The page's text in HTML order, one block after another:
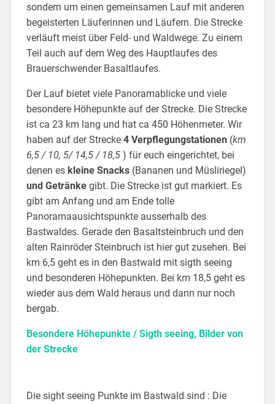
sondern um einen gemeinsamen Lauf mit anderen
begeisterten Läuferinnen und Läufern. Die Strecke
verläuft meist über Feld- und Waldwege. Zu einem
Teil auch auf dem Weg des Hauptlaufes des
Brauerschwender Basaltlaufes.
Der Lauf bietet viele Panoramablicke und viele
besondere Höhepunkte auf der Strecke. Die Strecke
ist ca 23 km lang und hat ca 450 Höhenmeter. Wir
haben auf der Strecke 4 Verpflegungstationen(km
6,5 / 10, 5/ 14,5 / 18,5 ) für euch eingerichtet, bei
denen es kleine Snacks(Bananen und Müsliriegel)
und Getränkegibt. Die Strecke ist gut markiert. Es
gibt am Anfang und am Ende tolle
Panoramaausichtspunkte ausserhalb des
Bastwaldes. Gerade den Basaltsteinbruch und den
alten Rainröder Steinbruch ist hier gut zusehen. Bei
km 6,5 geht es in den Bastwald mit sigth seeing
und besonderen Höhepunkten. Bei km 18,5 geht es
wieder aus dem Wald heraus und dann nur noch
bergab.
Besondere Höhepunkte / Sigth seeing, Bilder von
der Strecke
Die sight seeing Punkte im Bastwald sind : Die